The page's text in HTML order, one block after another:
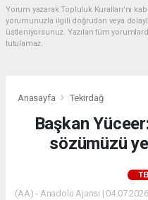
Yorum yazarak Topluluk Kuralları’nı
yorumunuzla ilgili doğrudan veya
üstleniyorsunuz. Yazılan tüm
tutulamaz.
Anasayfa Tekirdağ
Başkan
sözümüzü
(AA) - Anadolu Ajansı |